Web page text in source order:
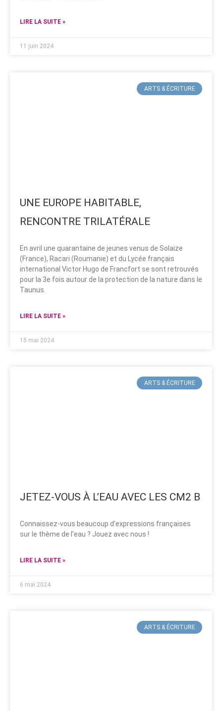
LIRE LA SUITE »
11 juin 2024
ARTS & ÉCRITURE
UNE EUROPE HABITABLE,
RENCONTRE TRILATÉRALE
En avril une quarantaine de jeunes venus de Solaize
(France), Racari (Roumanie) et du Lycée français
international Victor Hugo de Francfort se sont retrouvés
pour la 3e fois autour de la protection de la nature dans le
Taunus.
LIRE LA SUITE »
15 mai 2024
ARTS & ÉCRITURE
JETEZ-VOUS À L’EAU AVEC LES CM2 B
Connaissez-vous beaucoup d’expressions françaises
sur le thème de l’eau ? Jouez avec nous !
LIRE LA SUITE »
6 mai 2024
ARTS & ÉCRITURE